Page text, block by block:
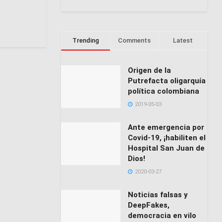
Trending Comments Latest
Origen de la
Putrefacta oligarquía
política colombiana
2019-05-03
Ante emergencia por
Covid-19, ¡habiliten el
Hospital San Juan de
Dios!
2020-03-27
Noticias falsas y
DeepFakes,
democracia en vilo